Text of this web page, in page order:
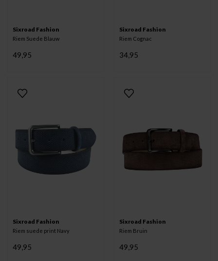
Sixroad Fashion
Riem Suede Blauw
49,95
Sixroad Fashion
Riem Cognac
34,95
Sixroad Fashion
Riem suede print Navy
49,95
Sixroad Fashion
Riem Bruin
49,95